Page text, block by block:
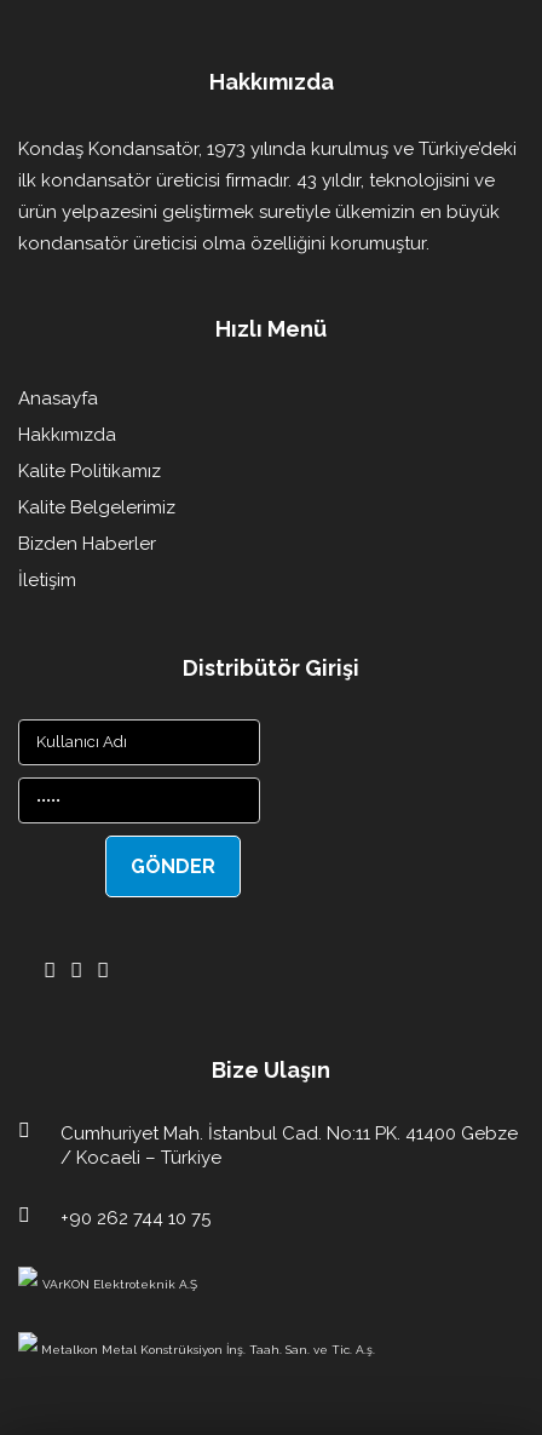
Hakkımızda
Kondaş Kondansatör, 1973 yılında kurulmuş ve Türkiye’deki
ilk kondansatör üreticisi firmadır. 43 yıldır, teknolojisini ve
ürün yelpazesini geliştirmek suretiyle ülkemizin en büyük
kondansatör üreticisi olma özelliğini korumuştur.
Hızlı Menü
Anasayfa
Hakkımızda
Kalite Politikamız
Kalite Belgelerimiz
Bizden Haberler
İletişim
Distribütör Girişi
Bize Ulaşın
Cumhuriyet Mah. İstanbul Cad. No:11 PK. 41400 Gebze
/ Kocaeli – Türkiye
+90 262 744 10 75
VArKON Elektroteknik A.Ş
Metalkon Metal Konstrüksiyon İnş. Taah. San. ve Tic. A.ş.